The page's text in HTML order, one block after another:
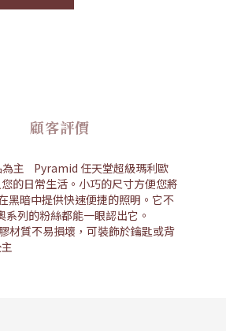
顧客評價
為主 Pyramid 任天堂超級瑪利歐
的日常生活。小巧的尺寸方便您將
黑暗中提供快速便捷的照明。它不
列的粉絲都能一眼認出它。
材質不易損壞，可裝飾於鑰匙或背